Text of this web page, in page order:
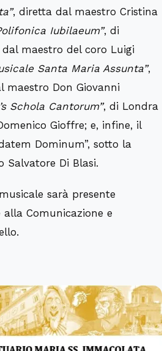
, diretta dal maestro Cristina
Iubilaeum”, di
maestro del coro Luigi
Santa Maria Assunta”,
maestro Don Giovanni
Schola Cantorum”, di Londra
Gioffre; e, infine, il
Dominum”, sotto la
Salvatore Di Blasi.
sarà presente
alla Comunicazione e